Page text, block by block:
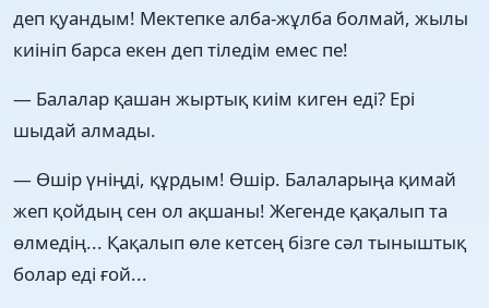
деп қуандым! Мектепке алба-жұлба болмай, жылы
киініп барса екен деп тіледім емес пе!
— Балалар қашан жыртық киім киген еді? Ері
шыдай алмады.
— Өшір үніңді, құрдым! Өшір. Балаларыңа қимай
жеп қойдың сен ол ақшаны! Жегенде қақалып та
өлмедің... Қақалып өле кетсең бізге сәл тыныштық
болар еді ғой...